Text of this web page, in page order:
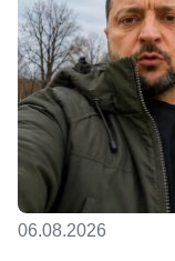
06.08.2026